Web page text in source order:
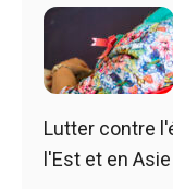
Lutter contre
l'Est et en